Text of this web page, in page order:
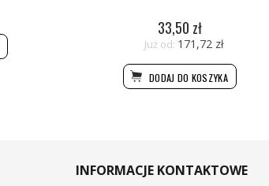
33,50 zł
Już od: 171,72 zł
DODAJ DO KOSZYKA
INFORMACJE KONTAKTOWE